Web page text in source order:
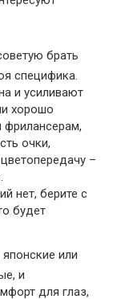
брать
специфика.
и усиливают
хорошо
фрилансерам,
очки,
–
нет, берите с
будет
или
и
для глаз,